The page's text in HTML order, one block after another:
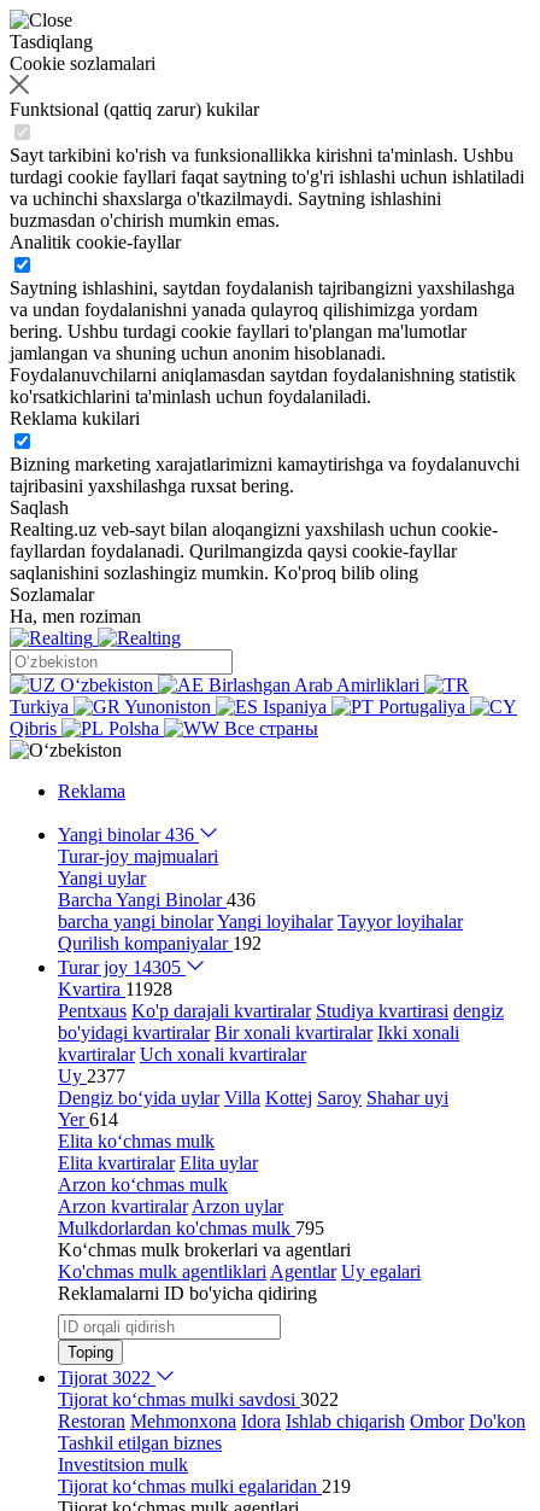
Tasdiqlang
Cookie sozlamalari
Funktsional (qattiq zarur) kukilar
Sayt tarkibini ko'rish va funksionallikka kirishni ta'minlash. Ushbu
turdagi cookie fayllari faqat saytning to'g'ri ishlashi uchun ishlatiladi
va uchinchi shaxslarga o'tkazilmaydi. Saytning ishlashini
buzmasdan o'chirish mumkin emas.
Analitik cookie-fayllar
Saytning ishlashini, saytdan foydalanish tajribangizni yaxshilashga
va undan foydalanishni yanada qulayroq qilishimizga yordam
bering. Ushbu turdagi cookie fayllari to'plangan ma'lumotlar
jamlangan va shuning uchun anonim hisoblanadi.
Foydalanuvchilarni aniqlamasdan saytdan foydalanishning statistik
ko'rsatkichlarini ta'minlash uchun foydalaniladi.
Reklama kukilari
Bizning marketing xarajatlarimizni kamaytirishga va foydalanuvchi
tajribasini yaxshilashga ruxsat bering.
Saqlash
Realting.uz veb-sayt bilan aloqangizni yaxshilash uchun cookie-
fayllardan foydalanadi. Qurilmangizda qaysi cookie-fayllar
saqlanishini sozlashingiz mumkin. Ko'proq bilib oling
Sozlamalar
Ha, men roziman
Oʻzbekiston
Birlashgan Arab Amirliklari
Turkiya
Yunoniston Ispaniya
Portugaliya
Qibris
Polsha Все страны
Reklama
Yangi binolar436
Turar-joy majmualari
Yangi uylar
Barcha Yangi Binolar436
barcha yangi binolarYangi loyihalar Tayyor loyihalar
Qurilish kompaniyalar 192
Turar joy 14305
Kvartira 11928
Pentxaus Ko'p darajali kvartiralar Studiya kvartirasi dengiz
bo'yidagi kvartiralar Bir xonali kvartiralar Ikki xonali
kvartiralar Uch xonali kvartiralar
Uy 2377
Dengiz bo‘yida uylar Villa Kottej Saroy Shahar uyi
Yer614
Elita ko‘chmas mulk
Elita kvartiralar Elita uylar
Arzon ko‘chmas mulk
Arzon kvartiralar Arzon uylar
Mulkdorlardan ko'chmas mulk 795
Ko‘chmas mulk brokerlari va agentlari
Ko'chmas mulk agentliklari Agentlar Uy egalari
Reklamalarni ID bo'yicha qidiring
Toping
Tijorat 3022
Tijorat ko‘chmas mulki savdosi 3022
Restoran Mehmonxona Idora Ishlab chiqarish Ombor Do'kon
Tashkil etilgan biznes
Investitsion mulk
Tijorat ko‘chmas mulki egalaridan 219